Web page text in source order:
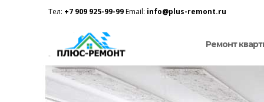
Тел: +7 909 925-99-99Email: info@plus-remont.ru
Ремонт